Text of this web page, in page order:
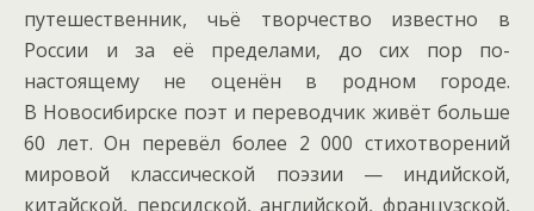
путешественник, чьё творчество известно в
России и за её пределами, до сих пор по-
настоящему не оценён в родном городе.
В Новосибирске поэт и переводчик живёт больше
60 лет. Он перевёл более 2 000 стихотворений
мировой классической поэзии — индийской,
китайской, персидской, английской, французской,